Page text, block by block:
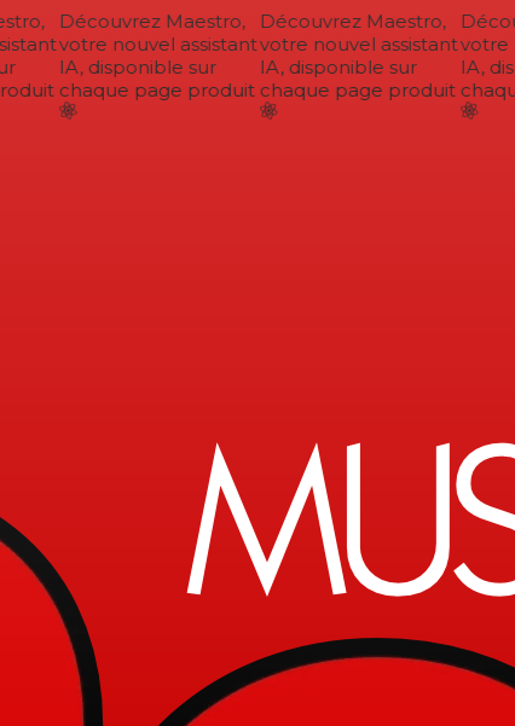
Découvrez Maestro,
votre nouvel assistant
IA, disponible sur
chaque page produit
Découvrez Maestro,
votre nouvel assistant
IA, disponible sur
chaque page produit
votre
IA,